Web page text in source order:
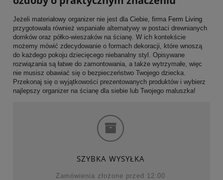
Jeżeli materiałowy organizer nie jest dla Ciebie, firma Ferm Living
przygotowała również wspaniałe alternatywy w postaci drewnianych
domków oraz półko-wieszaków na ścianę. W ich kontekście
możemy mówić zdecydowanie o formach dekoracji, które wnoszą
do każdego pokoju dziecięcego niebanalny styl. Opisywane
rozwiązania są łatwe do zamontowania, a także wytrzymałe, więc
nie musisz obawiać się o bezpieczeństwo Twojego dziecka.
Przekonaj się o wyjątkowości prezentowanych produktów i wybierz
najlepszy organizer na ścianę dla siebie lub Twojego maluszka!
SZYBKA WYSYŁKA
Zamówienia złożone przed 12:00